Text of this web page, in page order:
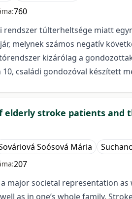
760
rendszer túlterheltsége miatt
melynek számos negatív
kizárólag a
10, családi gondozóval készített
elderly stroke patients and
Soósová Mária
207
major societal representation
as in one’s whole family.